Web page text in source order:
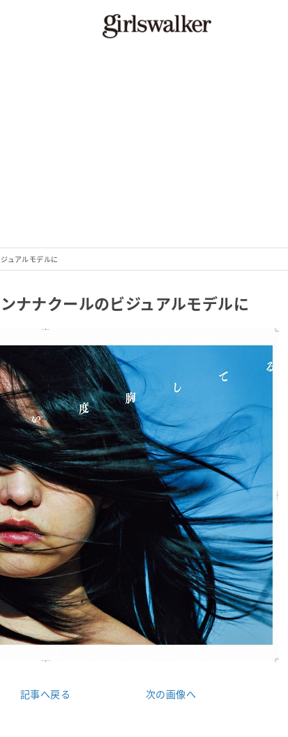
ュアルモデルに
ナナクールのビジュアルモデルに
記事へ戻る 次の画像へ